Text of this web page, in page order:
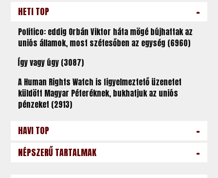
HETI TOP -
Politico: eddig Orbán Viktor háta mögé bújhattak az
uniós államok, most szétesőben az egység (6960)
Így vagy úgy (3087)
A Human Rights Watch is figyelmeztető üzenetet
küldött Magyar Péteréknek, bukhatjuk az uniós
pénzeket (2913)
HAVI TOP -
NÉPSZERŰ TARTALMAK -